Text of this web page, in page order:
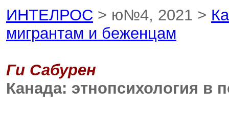
ИНТЕЛРОС > ю№4, 2021 >
мигрантам и беженцам
Ги Сабурен
Канада: этнопсихология в